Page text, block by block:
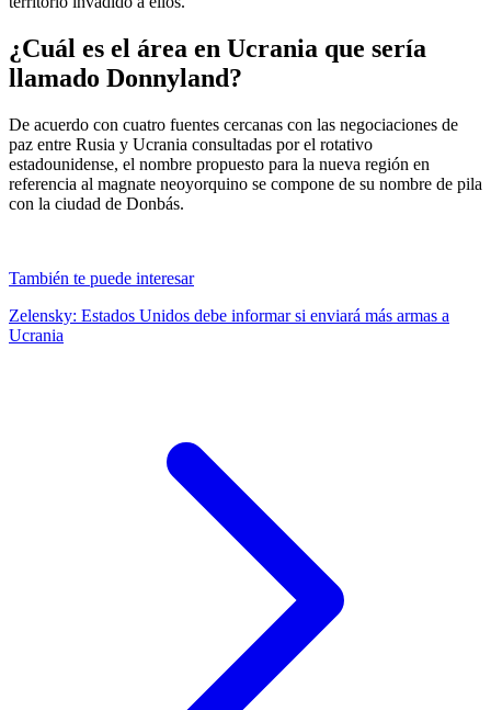
¿Cuál es el área en Ucrania que sería
llamado Donnyland?
De acuerdo con cuatro fuentes cercanas con las negociaciones de
paz entre Rusia y Ucrania consultadas por el rotativo
estadounidense, el nombre propuesto para la nueva región en
referencia al magnate neoyorquino se compone de su nombre de pila
con la ciudad de Donbás.
También te puede interesar
Zelensky: Estados Unidos debe informar si enviará más armas a
Ucrania